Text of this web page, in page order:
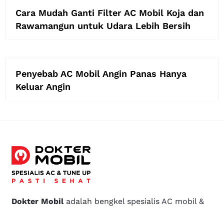
Cara Mudah Ganti Filter AC Mobil Koja dan
Rawamangun untuk Udara Lebih Bersih
Penyebab AC Mobil Angin Panas Hanya
Keluar Angin
Dokter Mobiladalah bengkel spesialis AC mobil &